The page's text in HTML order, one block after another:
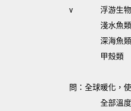
v
浮游生物
淺水魚類
深海魚類
甲殼類
問：全球暖化，
全部溫